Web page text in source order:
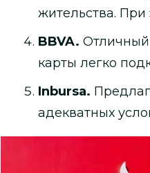
жительства.
BBVA. Отличный
карты легко
Inbursa.
адекватных